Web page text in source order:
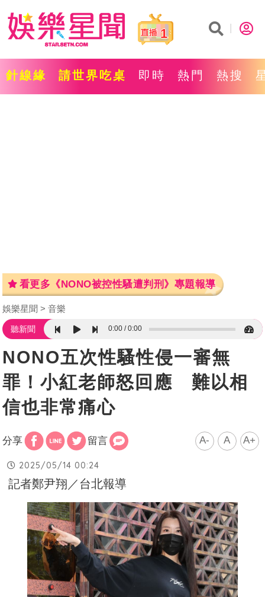
1
針線緣 請世界吃桌 即時 熱門 熱搜
看更多《NONO被控性騷遭判刑》專題報導
娛樂星聞 音樂
聽新聞 0:00 0:00
NONO五次性騷性侵一審無
罪！小紅老師怒回應 難以相
信也非常痛心
分享 留言 A- A A+
2025/05/14 00:24
記者鄭尹翔／台北報導